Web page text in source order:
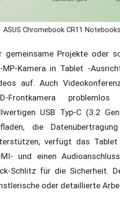
ASUS Chromebook CR11
gemeinsame Projekte oder
MP-Kamera in Tablet -
auf. Auch
Frontkamera
USB Typ-C (3.2
die
verfügt das Tablet
und einen
Schlitz für die Sicherheit.
oder detaillierte